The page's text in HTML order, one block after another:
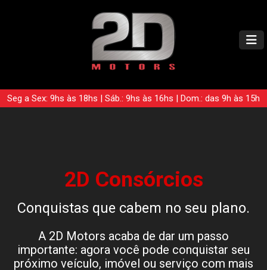
Seg a Sex: 9hs às 18hs | Sáb.: 9hs às 16hs | Dom.: das 9h às 15h
2D Consórcios
Conquistas que cabem no seu plano.
A 2D Motors acaba de dar um passo
importante: agora você pode conquistar seu
próximo veículo, imóvel ou serviço com mais